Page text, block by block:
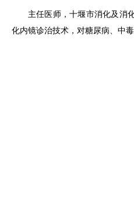
主任医师，十堰市消化及消
化内镜诊治技术，对糖尿病、中